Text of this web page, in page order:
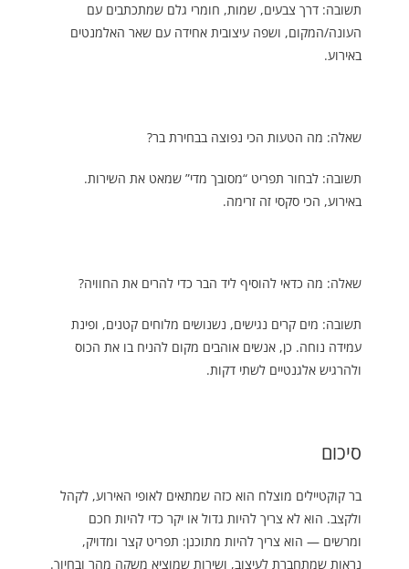
תשובה: דרך צבעים, שמות, חומרי גלם שמתכתבים עם
העונה/המקום, ושפה עיצובית אחידה עם שאר האלמנטים
באירוע.
שאלה: מה הטעות הכי נפוצה בבחירת בר?
תשובה: לבחור תפריט “מסובך מדי” שמאט את השירות.
באירוע, הכי סקסי זה זרימה.
שאלה: מה כדאי להוסיף ליד הבר כדי להרים את החוויה?
תשובה: מים קרים נגישים, נשנושים מלוחים קטנים, ופינת
עמידה נוחה. כן, אנשים אוהבים מקום להניח בו את הכוס
ולהרגיש אלגנטיים לשתי דקות.
סיכום
בר קוקטיילים מוצלח הוא כזה שמתאים לאופי האירוע, לקהל
ולקצב. הוא לא צריך להיות גדול או יקר כדי להיות חכם
ומרשים — הוא צריך להיות מתוכנן: תפריט קצר ומדויק,
נראות שמתחברת לעיצוב, ושירות שמוציא משקה מהר ובחיוך.